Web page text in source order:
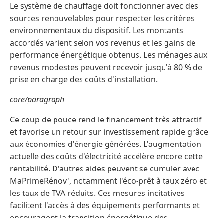
Le système de chauffage doit fonctionner avec des
sources renouvelables pour respecter les critères
environnementaux du dispositif. Les montants
accordés varient selon vos revenus et les gains de
performance énergétique obtenus. Les ménages aux
revenus modestes peuvent recevoir jusqu'à 80 % de
prise en charge des coûts d'installation.
core/paragraph
Ce coup de pouce rend le financement très attractif
et favorise un retour sur investissement rapide grâce
aux économies d'énergie générées. L'augmentation
actuelle des coûts d'électricité accélère encore cette
rentabilité. D'autres aides peuvent se cumuler avec
MaPrimeRénov', notamment l'éco-prêt à taux zéro et
les taux de TVA réduits. Ces mesures incitatives
facilitent l'accès à des équipements performants et